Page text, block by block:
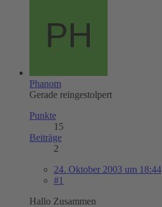
Phanom
Gerade reingestolpert
Punkte
15
Beiträge
2
24. Oktober 2003 um 18:44
#1
Hallo Zusammen